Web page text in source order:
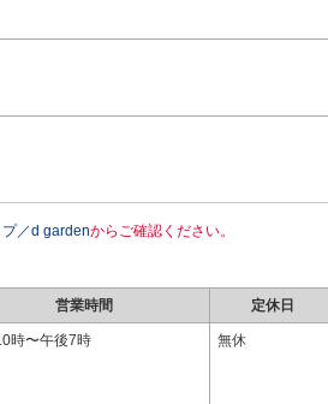
プ／d gardenからご確認ください。
営業時間 定休日
時〜午後7時 無休